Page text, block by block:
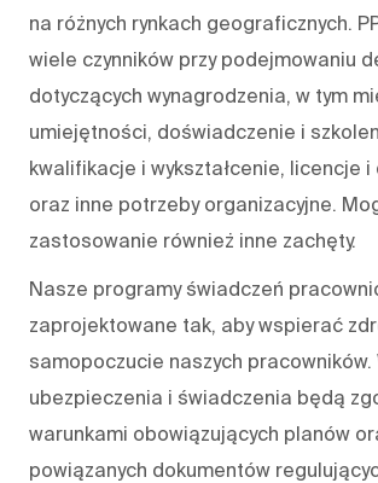
na różnych rynkach geograficznych.
wiele czynników przy podejmowaniu
dotyczących wynagrodzenia, w tym
umiejętności, doświadczenie i
kwalifikacje i wykształcenie, licencje
oraz inne potrzeby organizacyjne.
zastosowanie również inne zachęty.
Nasze programy świadczeń
zaprojektowane tak, aby wspierać
samopoczucie naszych pracowników.
ubezpieczenia i świadczenia będą
warunkami obowiązujących planów
powiązanych dokumentów